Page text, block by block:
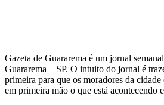
Gazeta de Guararema é um jornal
Guararema – SP. O intuito do jornal é
primeira para que os moradores da cidade
em primeira mão o que está acontecendo